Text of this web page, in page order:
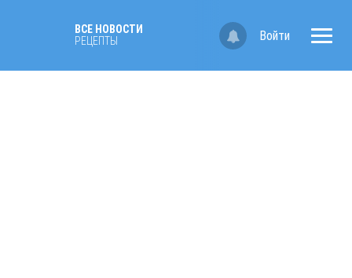
ВСЕ НОВОСТИ
РЕЦЕПТЫ
Войти